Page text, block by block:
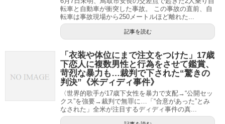
転車と自動車が衝突した事故。 この事故の直前、自
転車は事故現場から250メートルほど離れた...
記事を読む
「衣装や体位にまで注文をつけた」17歳
下恋人に複数男性と行為をさせて鑑賞、
苛烈な暴力も…裁判で下された“驚きの
判決”《米ディディ事件》
〈世界的歌手が17歳下女性を暴力で支配→“公開セッ
クス”を強要→裁判で無罪に…「“合意があった”とみ
なされた」全米が注目するディディ事件の真...